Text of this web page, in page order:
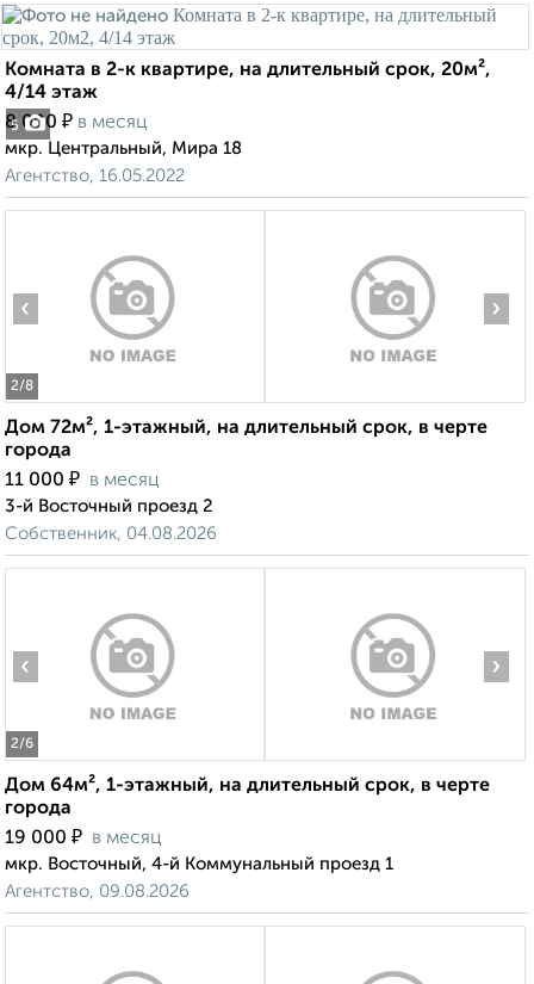
5
Комната в 2-к квартире, на длительный срок, 20м²,
4/14 этаж
8 000 ₽ в месяц
мкр. Центральный, Мира 18
Агентство, 16.05.2022
2/8
‹ ›
Дом 72м², 1-этажный, на длительный срок, в черте
города
11 000 ₽ в месяц
3-й Восточный проезд 2
Собственник, 04.08.2026
2/6
‹ ›
Дом 64м², 1-этажный, на длительный срок, в черте
города
19 000 ₽ в месяц
мкр. Восточный, 4-й Коммунальный проезд 1
Агентство, 09.08.2026